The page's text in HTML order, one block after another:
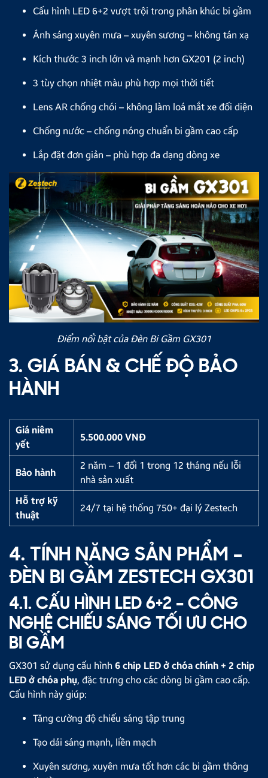
Cấu hình LED 6+2 vượt trội trong phân khúc bi gầm
Ánh sáng xuyên mưa – xuyên sương – không tán xạ
Kích thước 3 inch lớn và mạnh hơn GX201 (2 inch)
3 tùy chọn nhiệt màu phù hợp mọi thời tiết
Lens AR chống chói – không làm loá mắt xe đối diện
Chống nước – chống nóng chuẩn bi gầm cao cấp
Lắp đặt đơn giản – phù hợp đa dạng dòng xe
Điểm nổi bật của Đèn Bi Gầm GX301
3. GIÁ BÁN & CHẾ ĐỘ BẢO
HÀNH
Giá niêm
yết
5.500.000 VNĐ
Bảo hành
2 năm – 1 đổi 1 trong 12 tháng nếu lỗi
nhà sản xuất
Hỗ trợ kỹ
thuật
24/7 tại hệ thống 750+ đại lý Zestech
4. TÍNH NĂNG SẢN PHẨM –
ĐÈN BI GẦM ZESTECH GX301
4.1. CẤU HÌNH LED 6+2 – CÔNG
NGHỆ CHIẾU SÁNG TỐI ƯU CHO
BI GẦM
GX301 sử dụng cấu hình 6 chip LED ở chóa chính + 2 chip
LED ở chóa phụ, đặc trưng cho các dòng bi gầm cao cấp.
Cấu hình này giúp:
Tăng cường độ chiếu sáng tập trung
Tạo dải sáng mạnh, liền mạch
Xuyên sương, xuyên mưa tốt hơn các bi gầm thông